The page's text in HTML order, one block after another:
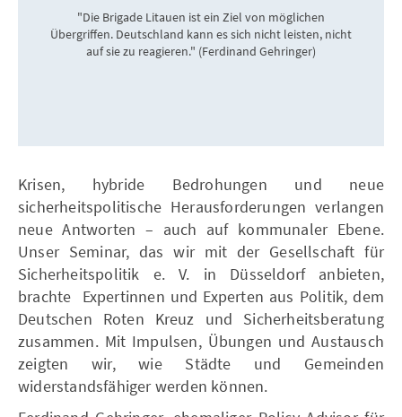
"Die Brigade Litauen ist ein Ziel von möglichen
Übergriffen. Deutschland kann es sich nicht leisten, nicht
auf sie zu reagieren." (Ferdinand Gehringer)
Krisen, hybride Bedrohungen und neue
sicherheitspolitische Herausforderungen verlangen
neue Antworten – auch auf kommunaler Ebene.
Unser Seminar, das wir mit der Gesellschaft für
Sicherheitspolitik e. V. in Düsseldorf anbieten,
brachte Expertinnen und Experten aus Politik, dem
Deutschen Roten Kreuz und Sicherheitsberatung
zusammen. Mit Impulsen, Übungen und Austausch
zeigten wir, wie Städte und Gemeinden
widerstandsfähiger werden können.